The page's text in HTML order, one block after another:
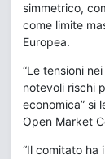
simmetrico,
come limite
Europea.
“Le tensioni
notevoli rischi
economica” si
Open Market
“Il comitato ha